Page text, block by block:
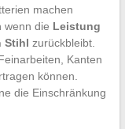
machen
wenn die Leistung
Stihl zurückbleibt.
Kanten
können.
die Einschränkung